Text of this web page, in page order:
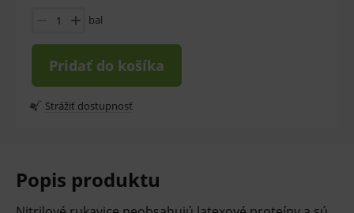
bal
Pridať do košíka
Strážiť dostupnosť
Popis produktu